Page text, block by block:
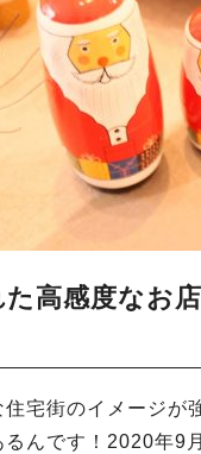
高感度なお
宅街のイメージが
るんです！2020年